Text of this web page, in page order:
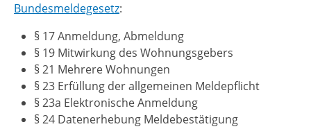
Bundesmeldegesetz:
§ 17 Anmeldung, Abmeldung
§ 19 Mitwirkung des Wohnungsgebers
§ 21 Mehrere Wohnungen
§ 23 Erfüllung der allgemeinen Meldepflicht
§ 23a Elektronische Anmeldung
§ 24 Datenerhebung Meldebestätigung